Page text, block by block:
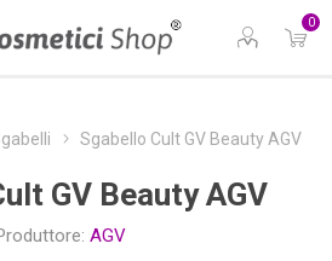
0
Sgabello Cult GV Beauty AGV
GV Beauty AGV
AGV